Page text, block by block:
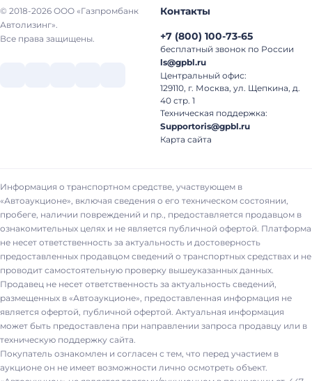
© 2018-2026 ООО «Газпромбанк
Автолизинг».
Все права защищены.
Контакты
+7 (800) 100-73-65
бесплатный звонок по России
ls@gpbl.ru
Центральный офис:
129110, г. Москва, ул. Щепкина, д.
40 стр. 1
Техническая поддержка:
Supportoris@gpbl.ru
Карта сайта
Информация о транспортном средстве, участвующем в
«Автоаукционе», включая сведения о его техническом состоянии,
пробеге, наличии повреждений и пр., предоставляется продавцом в
ознакомительных целях и не является публичной офертой. Платформа
не несет ответственность за актуальность и достоверность
предоставленных продавцом сведений о транспортных средствах и не
проводит самостоятельную проверку вышеуказанных данных.
Продавец не несет ответственность за актуальность сведений,
размещенных в «Автоаукционе», предоставленная информация не
является офертой, публичной офертой. Актуальная информация
может быть предоставлена при направлении запроса продавцу или в
техническую поддержку сайта.
Покупатель ознакомлен и согласен с тем, что перед участием в
аукционе он не имеет возможности лично осмотреть объект.